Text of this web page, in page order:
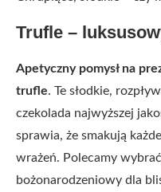
Trufle –
Apetyczny pomysł na
trufle. Te słodkie,
czekolada najwyższej
sprawia, że smakują
wrażeń. Polecamy
bożonarodzeniowy dla